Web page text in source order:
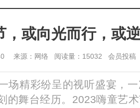
，或向光而行，或
来源：网络 阅读量：15032 会员投稿
场精彩纷呈的视听盛宴，
的舞台经历。2023嗨童艺